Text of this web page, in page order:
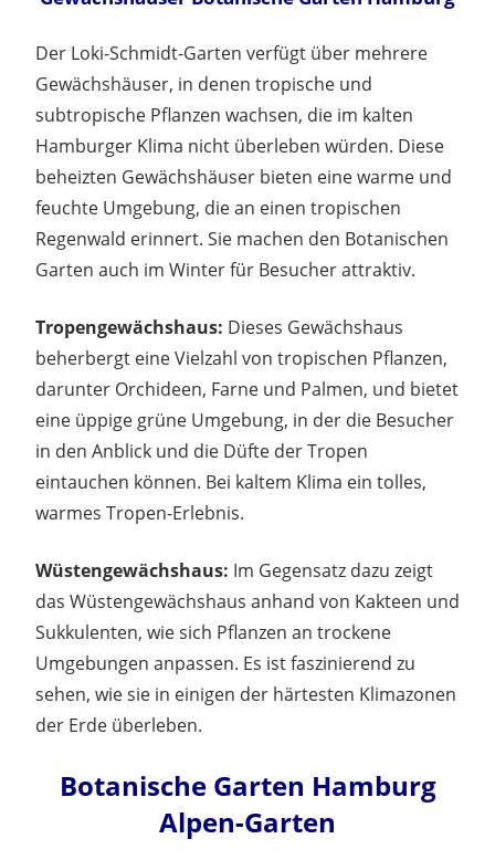
Der Loki-Schmidt-Garten verfügt über mehrere
Gewächshäuser, in denen tropische und
subtropische Pflanzen wachsen, die im kalten
Hamburger Klima nicht überleben würden. Diese
beheizten Gewächshäuser bieten eine warme und
feuchte Umgebung, die an einen tropischen
Regenwald erinnert. Sie machen den Botanischen
Garten auch im Winter für Besucher attraktiv.
Tropengewächshaus: Dieses Gewächshaus
beherbergt eine Vielzahl von tropischen Pflanzen,
darunter Orchideen, Farne und Palmen, und bietet
eine üppige grüne Umgebung, in der die Besucher
in den Anblick und die Düfte der Tropen
eintauchen können. Bei kaltem Klima ein tolles,
warmes Tropen-Erlebnis.
Wüstengewächshaus: Im Gegensatz dazu zeigt
das Wüstengewächshaus anhand von Kakteen und
Sukkulenten, wie sich Pflanzen an trockene
Umgebungen anpassen. Es ist faszinierend zu
sehen, wie sie in einigen der härtesten Klimazonen
der Erde überleben.
Botanische Garten Hamburg
Alpen-Garten